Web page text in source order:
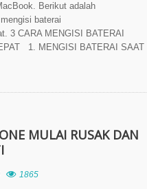
Berikut adalah
baterai
3 CARA MENGISI BATERAI
1. MENGISI BATERAI SAAT
MULAI RUSAK DAN
1865